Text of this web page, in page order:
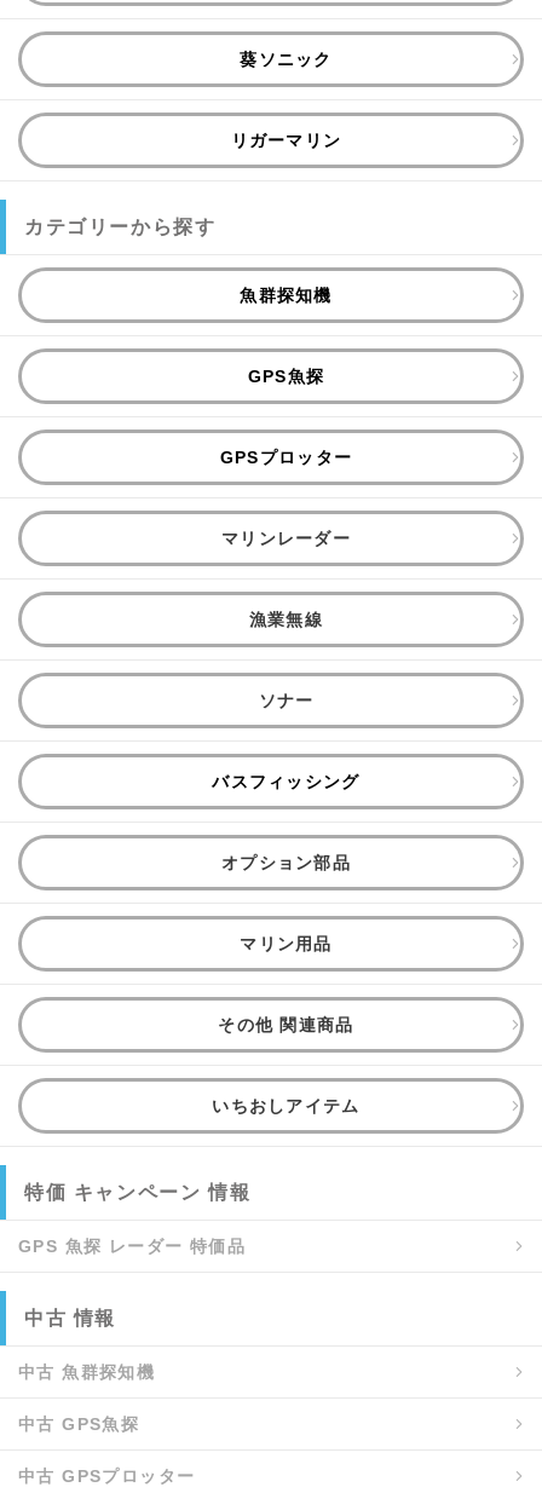
葵ソニック
リガーマリン
カテゴリーから探す
魚群探知機
GPS魚探
GPSプロッター
マリンレーダー
漁業無線
ソナー
バスフィッシング
オプション部品
マリン用品
その他 関連商品
いちおしアイテム
特価 キャンペーン 情報
GPS 魚探 レーダー 特価品
中古 情報
中古 魚群探知機
中古 GPS魚探
中古 GPSプロッター